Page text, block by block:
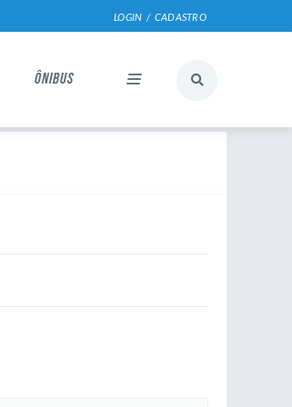
LOGIN / CADASTRO
ÔNIBUS